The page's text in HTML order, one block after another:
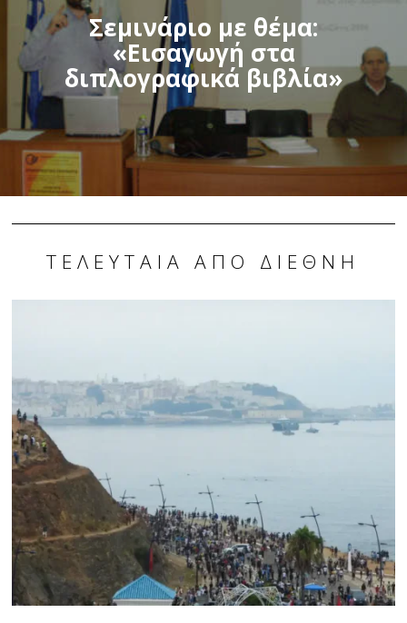
Σεμινάριο με θέμα:
«Εισαγωγή στα
διπλογραφικά βιβλία»
ΤΕΛΕΥΤΑΊΑ ΑΠΌ ΔΙΕΘΝΉ